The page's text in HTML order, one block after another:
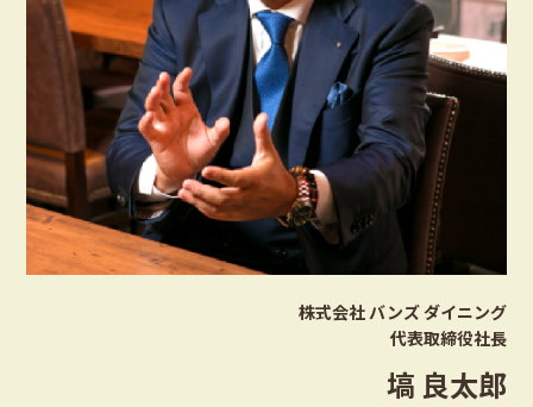
株式会社 バンズ ダイニング
代表取締役社長
塙 良太郎